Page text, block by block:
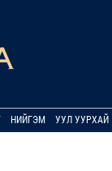
НИЙГЭМ УУЛ УУРХАЙ